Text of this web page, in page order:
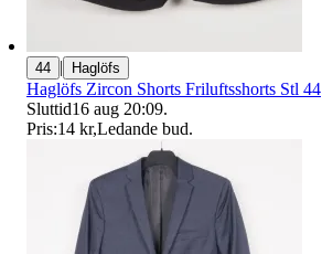
44 | Haglöfs
Haglöfs Zircon Shorts Friluftsshorts Stl 44
Sluttid16 aug 20:09.
Pris:14 kr,Ledande bud.